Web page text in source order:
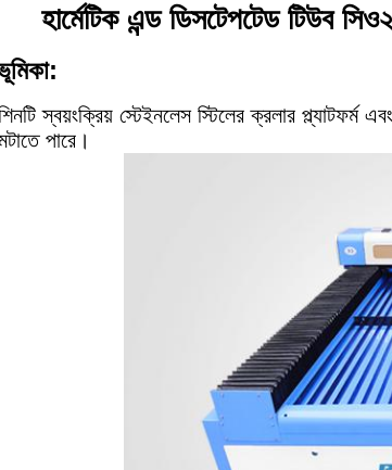
হার্মেটিক এন্ড ডিসটেপটেড টিউব
স্বয়ংক্রিয় স্টেইনলেস স্টিলের ক্রলার
পারে।